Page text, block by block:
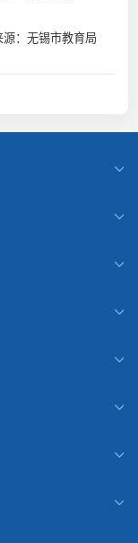
源：无锡市教育局